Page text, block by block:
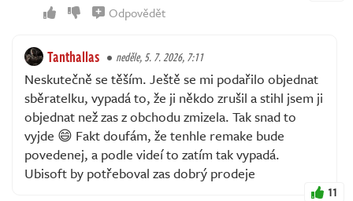
Odpovědět
Tanthallas neděle, 5. 7. 2026, 7:11
Neskutečně se těším. Ještě se mi podařilo objednat
sběratelku, vypadá to, že ji někdo zrušil a stihl jsem ji
objednat než zas z obchodu zmizela. Tak snad to
vyjde 😄 Fakt doufám, že tenhle remake bude
povedenej, a podle videí to zatím tak vypadá.
Ubisoft by potřeboval zas dobrý prodeje
11